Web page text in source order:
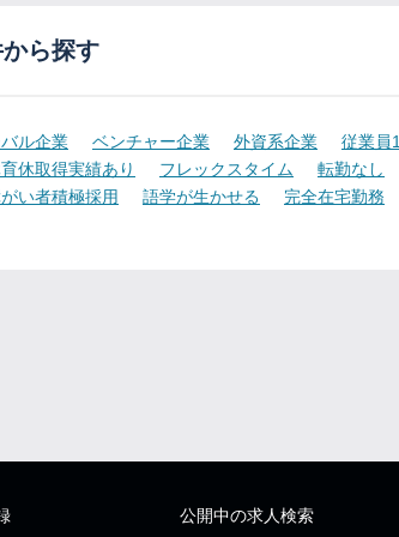
ら探す
ル企業 ベンチャー企業 外資系企業 従業員
休取得実績あり フレックスタイム 転勤なし
い者積極採用 語学が生かせる 完全在宅勤務
公開中の求人検索